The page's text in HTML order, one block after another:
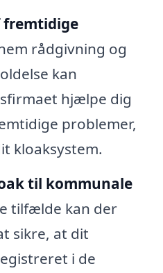
fremtidige
rådgivning og
kan
hjælpe dig
problemer,
kloaksystem.
til kommunale
tilfælde kan der
sikre, at dit
i de